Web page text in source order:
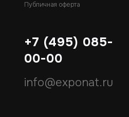
Публичная оферта
+7 (495) 085-
00-00
info@exponat.ru